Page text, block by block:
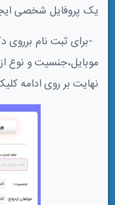
یک پروفایل شخصی
-برای ثبت نام برروی
موبایل،جنسیت و نوع
نهایت بر روی ادامه